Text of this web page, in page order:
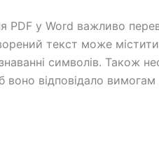
PDF у Word важливо
текст може
символів. Також
відповідало